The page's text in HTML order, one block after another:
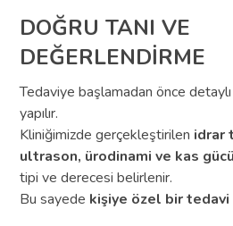
DOĞRU TANI VE
DEĞERLENDİRME
Tedaviye başlamadan önce
yapılır.
Kliniğimizde gerçekleştirilen idrar
ultrason, ürodinami ve kas
tipi ve derecesi belirlenir.
Bu sayede kişiye özel bir tedavi